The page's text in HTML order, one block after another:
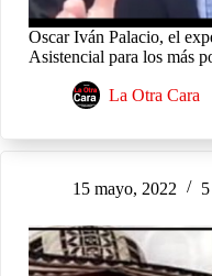
Oscar Iván Palacio, el
Asistencial para los más
La Otra Cara
15 mayo, 2022